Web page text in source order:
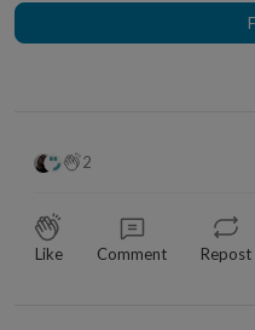
2
Like Comment Repost